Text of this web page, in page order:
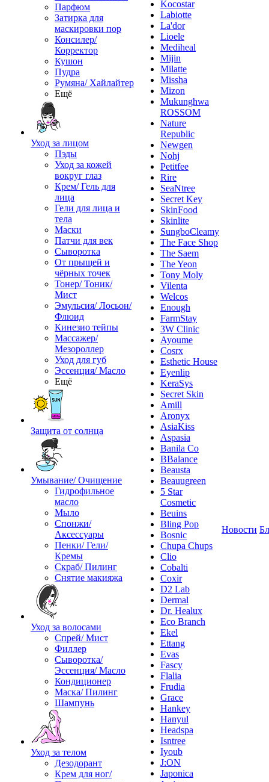
Парфюм
Затирка для
маскировки пор
Консилер/
Корректор
Кушон
Пудра
Румяна/ Хайлайтер
Ещё
Уход за лицом
Пэды
Уход за кожей
вокруг глаз
Крем/ Гель для
лица
Гели для лица и
тела
Маски
Патчи для век
Сыворотка
От прыщей и
чёрных точек
Тонер/ Тоник/
Мист
Эмульсия/ Лосьон/
Флюид
Кинезио тейпы
Массажер/
Мезороллер
Уход для губ
Эссенция/ Масло
Ещё
Защита от солнца
Умывание/ Очищение
Гидрофильное
масло
Мыло
Спонжи/
Аксессуары
Пенки/ Гели/
Кремы
Скраб/ Пилинг
Снятие макияжа
Уход за волосами
Спрей/ Мист
Филлер
Сыворотка/
Эссенция/ Масло
Кондиционер
Маска/ Пилинг
Шампунь
Уход за телом
Дезодорант
Крем для ног/
Kocostar
Labiotte
La'dor
Lioele
Mediheal
Mijin
Milatte
Missha
Mizon
Mukunghwa
ROSSOM
Nature
Republic
Newgen
Nohj
Petitfee
Rire
SeaNtree
Secret Key
SkinFood
Skinlite
SungboCleamy
The Face Shop
The Saem
The Yeon
Tony Moly
Vilenta
Welcos
Enough
FarmStay
3W Clinic
Ayoume
Cosrx
Esthetic House
Eyenlip
KeraSys
Secret Skin
Amill
Aronyx
AsiaKiss
Aspasia
Banila Co
BBalance
Beausta
Beauugreen
5 Star
Cosmetic
Beuins
Bling Pop
Bosnic
Chupa Chups
Clio
Cobalti
Coxir
D2 Lab
Dermal
Dr. Healux
Eco Branch
Ekel
Ettang
Evas
Fascy
Flalia
Frudia
Grace
Hankey
Hanyul
Headspa
Isntree
Iyoub
J:ON
Japonica
Новости